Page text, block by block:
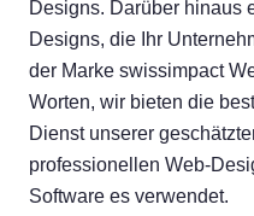
Designs. Darüber hinaus
Designs, die Ihr
der Marke swissimpact
Worten, wir bieten die
Dienst unserer
professionellen Web-
Software es verwendet.